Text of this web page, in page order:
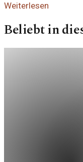
Weiterlesen
Beliebt in